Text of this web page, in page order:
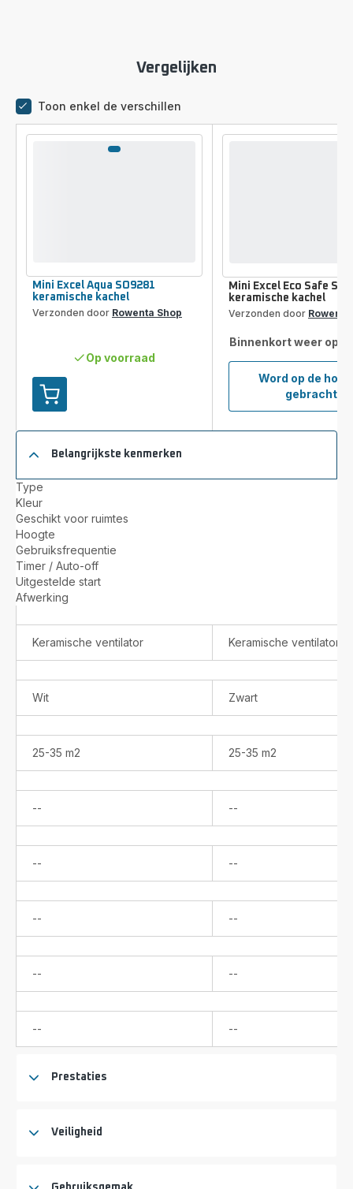
Vergelijken
Toon enkel de verschillen
Toevoegen
aan
je
winkelwagen
Excel
keramische
kachel
Mini Excel Aqua SO9281
keramische kachel
Verzonden door Rowenta Shop
Op voorraad
Word op de
gebracht
Mini
Excel
Mini Excel Eco Safe
keramische kachel
Verzonden door Rowenta
Binnenkort weer op
Belangrijkste kenmerken
Type
Kleur
Geschikt voor ruimtes
Hoogte
Gebruiksfrequentie
Timer / Auto-off
Uitgestelde start
Afwerking
Keramische ventilator Keramische ventilator
Wit Zwart
25-35 m2 25-35 m2
--
verkrijgbaar
--
verkrijgbaar
--
verkrijgbaar
--
verkrijgbaar
--
verkrijgbaar
--
verkrijgbaar
--
verkrijgbaar
--
verkrijgbaar
--
verkrijgbaar
--
verkrijgbaar
Prestaties
Veiligheid